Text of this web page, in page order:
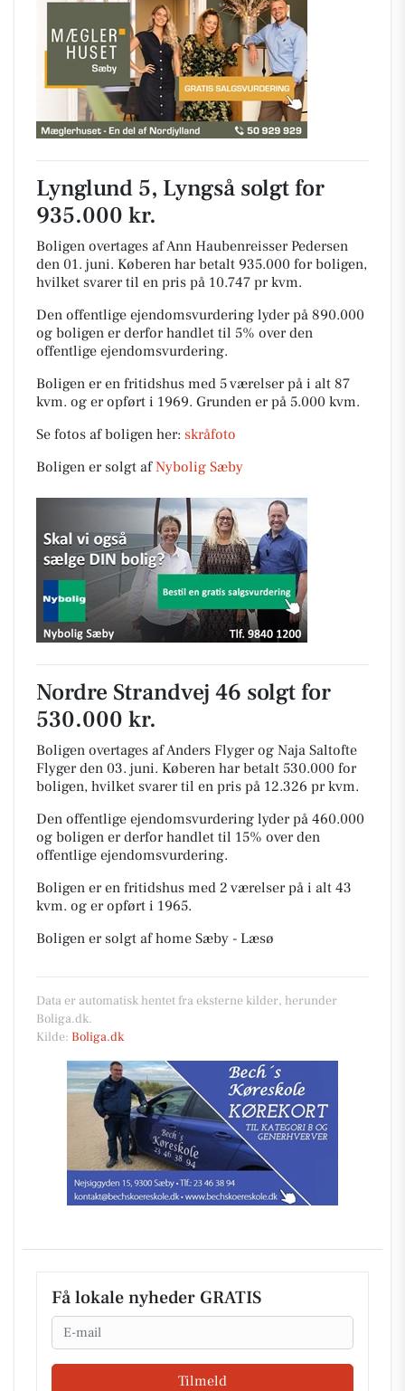
Lynglund 5, Lyngså solgt for
935.000 kr.
Boligen overtages af Ann Haubenreisser Pedersen
den 01. juni. Køberen har betalt 935.000 for boligen,
hvilket svarer til en pris på 10.747 pr kvm.
Den offentlige ejendomsvurdering lyder på 890.000
og boligen er derfor handlet til 5% over den
offentlige ejendomsvurdering.
Boligen er en fritidshus med 5 værelser på i alt 87
kvm. og er opført i 1969. Grunden er på 5.000 kvm.
Se fotos af boligen her: skråfoto
Boligen er solgt afNybolig Sæby
Nordre Strandvej 46 solgt for
530.000 kr.
Boligen overtages af Anders Flyger og Naja Saltofte
Flyger den 03. juni. Køberen har betalt 530.000 for
boligen, hvilket svarer til en pris på 12.326 pr kvm.
Den offentlige ejendomsvurdering lyder på 460.000
og boligen er derfor handlet til 15% over den
offentlige ejendomsvurdering.
Boligen er en fritidshus med 2 værelser på i alt 43
kvm. og er opført i 1965.
Boligen er solgt af home Sæby - Læsø
Data er automatisk hentet fra eksterne kilder, herunder
Boliga.dk.
Kilde: Boliga.dk
Få lokale nyheder GRATIS
Email
Tilmeld